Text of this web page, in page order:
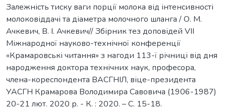
Залежність тиску ваги порції молока від інтенсивності
молоковіддачі та діаметра молочного шланга / О. М.
Ачкевич, В. І. Ачкевич// Збірник тез доповідей VIІ
Міжнародної науково-технічної конференції
«Крамаровські читання» з нагоди 113-ї річниці від дня
народження доктора технічних наук, професора,
члена-кореспондента ВАСГНІЛ, віце-президента
УАСГН Крамарова Володимира Савовича (1906-1987)
20-21 лют. 2020 р. - К. : 2020. – С. 15-18.